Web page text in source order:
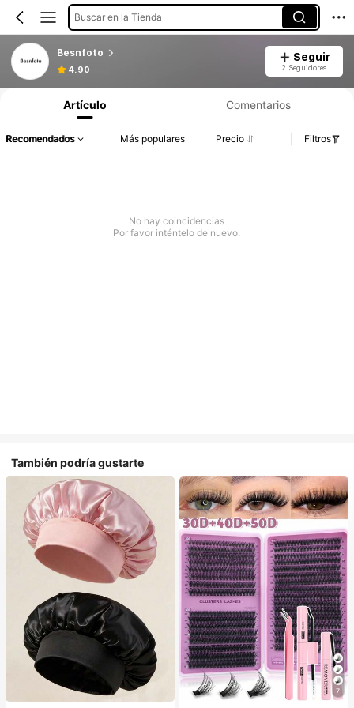
Buscar en la Tienda
Besnfoto
4.90
Seguir
2 Seguidores
Artículo Comentarios
Recomendados Más populares Precio Filtros
No hay coincidencias
Por favor inténtelo de nuevo.
También podría gustarte
#1 Más vendidos
en Multicolor Gorros para el pelo para mujer
Establecido hace 1 año
7